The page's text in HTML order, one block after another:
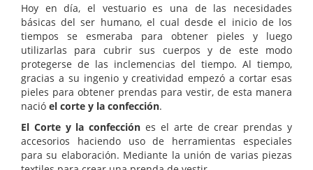
Hoy en día, el vestuario es una de las necesidades
básicas del ser humano, el cual desde el inicio de los
tiempos se esmeraba para obtener pieles y luego
utilizarlas para cubrir sus cuerpos y de este modo
protegerse de las inclemencias del tiempo. Al tiempo,
gracias a su ingenio y creatividad empezó a cortar esas
pieles para obtener prendas para vestir, de esta manera
nació el corte y la confección.
El Corte y la confección es el arte de crear prendas y
accesorios haciendo uso de herramientas especiales
para su elaboración. Mediante la unión de varias piezas